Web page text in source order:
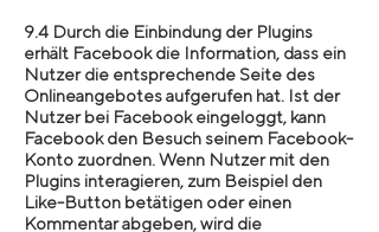
9.4 Durch die Einbindung der Plugins
erhält Facebook die Information, dass ein
Nutzer die entsprechende Seite des
Onlineangebotes aufgerufen hat. Ist der
Nutzer bei Facebook eingeloggt, kann
Facebook den Besuch seinem Facebook-
Konto zuordnen. Wenn Nutzer mit den
Plugins interagieren, zum Beispiel den
Like-Button betätigen oder einen
Kommentar abgeben, wird die